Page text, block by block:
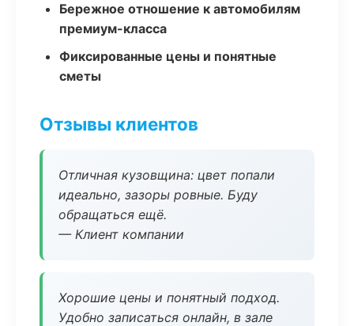
Бережное отношение к автомобилям
премиум-класса
Фиксированные цены и понятные
сметы
Отзывы клиентов
Отличная кузовщина: цвет попали
идеально, зазоры ровные. Буду
обращаться ещё.
— Клиент компании
Хорошие цены и понятный подход.
Удобно записаться онлайн, в зале